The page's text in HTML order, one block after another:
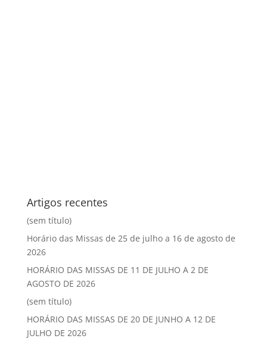
Artigos recentes
(sem título)
Horário das Missas de 25 de julho a 16 de agosto de
2026
HORÁRIO DAS MISSAS DE 11 DE JULHO A 2 DE
AGOSTO DE 2026
(sem título)
HORÁRIO DAS MISSAS DE 20 DE JUNHO A 12 DE
JULHO DE 2026